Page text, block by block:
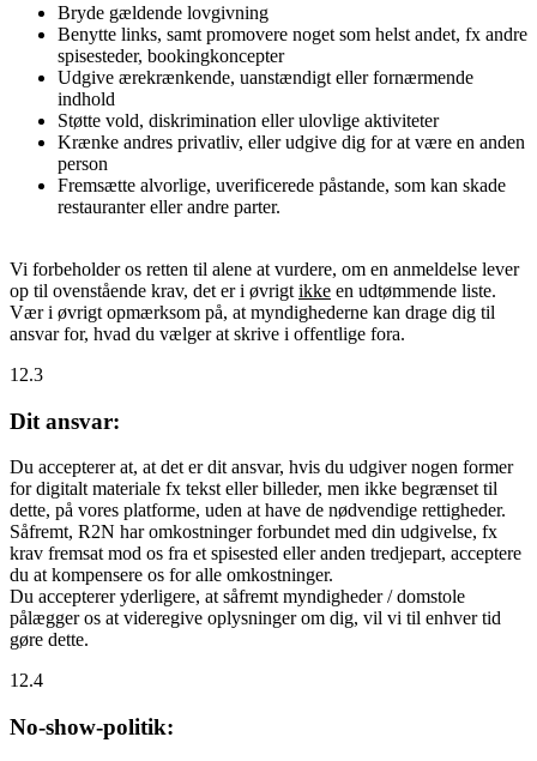
Bryde gældende lovgivning
Benytte links, samt promovere noget som helst andet, fx andre
spisesteder, bookingkoncepter
Udgive ærekrænkende, uanstændigt eller fornærmende
indhold
Støtte vold, diskrimination eller ulovlige aktiviteter
Krænke andres privatliv, eller udgive dig for at være en anden
person
Fremsætte alvorlige, uverificerede påstande, som kan skade
restauranter eller andre parter.
Vi forbeholder os retten til alene at vurdere, om en anmeldelse lever
op til ovenstående krav, det er i øvrigt ikke en udtømmende liste.
Vær i øvrigt opmærksom på, at myndighederne kan drage dig til
ansvar for, hvad du vælger at skrive i offentlige fora.
12.3
Dit ansvar:
Du accepterer at, at det er dit ansvar, hvis du udgiver nogen former
for digitalt materiale fx tekst eller billeder, men ikke begrænset til
dette, på vores platforme, uden at have de nødvendige rettigheder.
Såfremt, R2N har omkostninger forbundet med din udgivelse, fx
krav fremsat mod os fra et spisested eller anden tredjepart, acceptere
du at kompensere os for alle omkostninger.
Du accepterer yderligere, at såfremt myndigheder / domstole
pålægger os at videregive oplysninger om dig, vil vi til enhver tid
gøre dette.
12.4
No-show-politik: